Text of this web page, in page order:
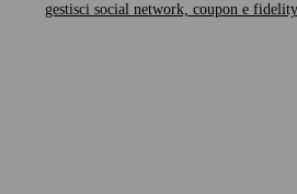
gestisci social network, coupon e